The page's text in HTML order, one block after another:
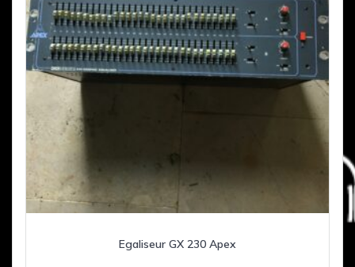
Egaliseur GX 230 Apex